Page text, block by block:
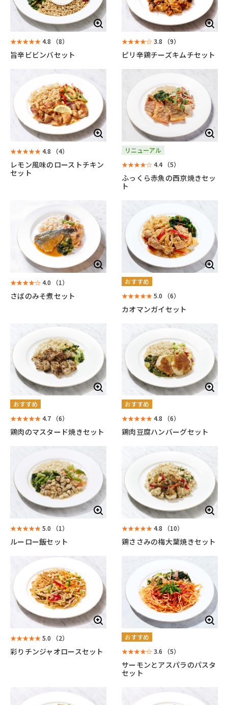
★★★★★4.8 （8）
旨辛ビビンバセット
★★★★☆3.8 （9）
ピリ辛鶏チーズキムチセット
★★★★★4.8 （4）
レモン風味のローストチキン
セット
リニューアル
★★★★☆4.4 （5）
ふっくら赤魚の西京焼きセッ
ト
★★★★☆4.0 （1）
さばのみそ煮セット
おすすめ
★★★★★5.0 （6）
カオマンガイセット
おすすめ
★★★★★4.7 （6）
鶏肉のマスタード焼きセット
おすすめ
★★★★★4.8 （6）
鶏肉豆腐ハンバーグセット
★★★★★5.0 （1）
ルーロー飯セット
★★★★★4.8 （10）
鶏ささみの梅大葉焼きセット
★★★★★5.0 （2）
彩りチンジャオロースセット
おすすめ
★★★★☆3.6 （5）
サーモンとアスパラのパスタ
セット